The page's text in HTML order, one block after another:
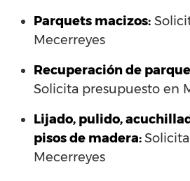
Parquets macizos:
Mecerreyes
Recuperación de
Solicita presupuesto en
Lijado, pulido,
pisos de madera:
Mecerreyes